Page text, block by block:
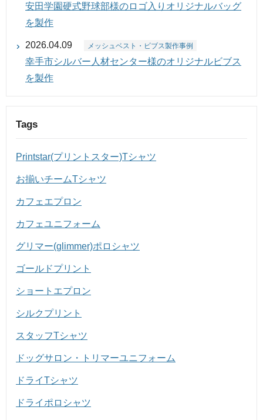
安田学園硬式野球部様のロゴ入りオリジナルバッグ
を製作
2026.04.09 メッシュベスト・ビブス製作事例
幸手市シルバー人材センター様のオリジナルビブス
を製作
Tags
Printstar(プリントスター)Tシャツ
お揃いチームTシャツ
カフェエプロン
カフェユニフォーム
グリマー(glimmer)ポロシャツ
ゴールドプリント
ショートエプロン
シルクプリント
スタッフTシャツ
ドッグサロン・トリマーユニフォーム
ドライTシャツ
ドライポロシャツ